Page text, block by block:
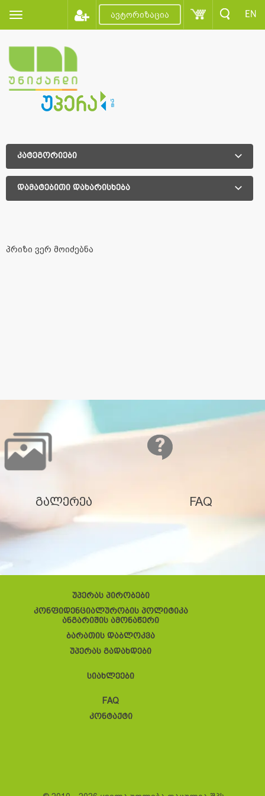
ავტორიზაცია EN
კატეგორიები
დამატებითი დახარისხება
პრიზი ვერ მოიძებნა
გალერეა FAQ
უპერას პირობები
კონფიდენციალურობის პოლიტიკა
ანგარიშის ამონაწერი
ბარათის დაბლოკვა
უპერას გადახდები
სიახლეები
FAQ
კონტაქტი